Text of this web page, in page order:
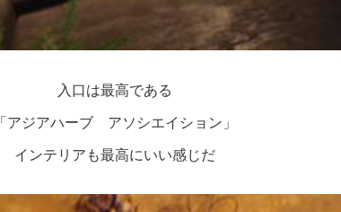
入口は最高である
「アジアハーブ アソシエイション」
インテリアも最高にいい感じだ